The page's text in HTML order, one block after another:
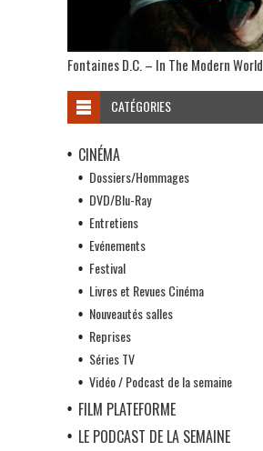
Fontaines D.C. – In The Modern World
CATÉGORIES
CINÉMA
Dossiers/Hommages
DVD/Blu-Ray
Entretiens
Evénements
Festival
Livres et Revues Cinéma
Nouveautés salles
Reprises
Séries TV
Vidéo / Podcast de la semaine
FILM PLATEFORME
LE PODCAST DE LA SEMAINE